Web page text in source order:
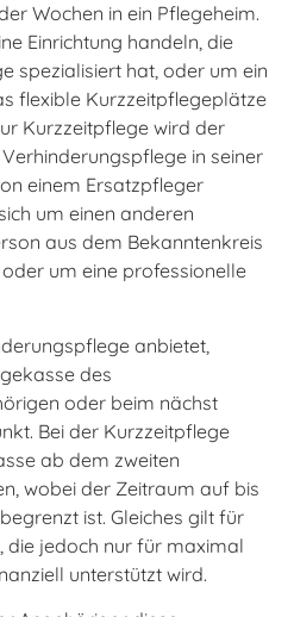
Wochen in ein Pflegeheim.
Einrichtung handeln, die
spezialisiert hat, oder um ein
flexible Kurzzeitpflegeplätze
Kurzzeitpflege wird der
in seiner
einem Ersatzpfleger
um einen anderen
aus dem Bekanntenkreis
um eine professionelle
anbietet,
des
oder beim nächst
Bei der Kurzzeitpflege
ab dem zweiten
wobei der Zeitraum auf bis
ist. Gleiches gilt für
die jedoch nur für maximal
unterstützt wird.